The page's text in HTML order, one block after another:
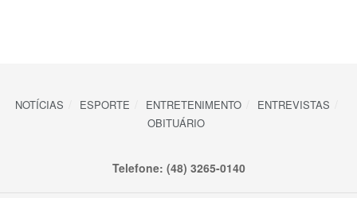
NOTÍCIAS ESPORTE ENTRETENIMENTO
ENTREVISTAS
OBITUÁRIO
Telefone: (48) 3265-0140